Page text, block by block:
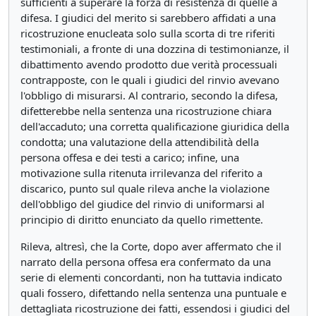
difesa. I giudici del merito si sarebbero affidati a una
ricostruzione enucleata solo sulla scorta di tre riferiti
testimoniali, a fronte di una dozzina di testimonianze, il
dibattimento avendo prodotto due verità processuali
contrapposte, con le quali i giudici del rinvio avevano
l'obbligo di misurarsi. Al contrario, secondo la difesa,
difetterebbe nella sentenza una ricostruzione chiara
dell'accaduto; una corretta qualificazione giuridica della
condotta; una valutazione della attendibilità della
persona offesa e dei testi a carico; infine, una
motivazione sulla ritenuta irrilevanza del riferito a
discarico, punto sul quale rileva anche la violazione
dell'obbligo del giudice del rinvio di uniformarsi al
principio di diritto enunciato da quello rimettente.
Rileva, altresì, che la Corte, dopo aver affermato che il
narrato della persona offesa era confermato da una
serie di elementi concordanti, non ha tuttavia indicato
quali fossero, difettando nella sentenza una puntuale e
dettagliata ricostruzione dei fatti, essendosi i giudici del